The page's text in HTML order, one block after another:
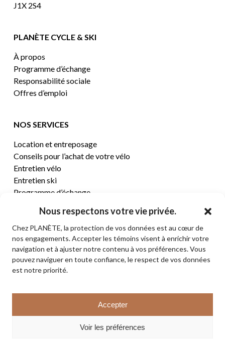
Nous respectons votre vie privée.
Chez PLANÈTE, la protection de vos données est au cœur de
nos engagements. Accepter les témoins visent à enrichir votre
navigation et à ajuster notre contenu à vos préférences. Vous
pouvez naviguer en toute confiance, le respect de vos données
est notre priorité.
Accepter
Voir les préférences
Sous-total: 0,00$
VOIR LE PANIER
J1X 2S4
PLANÈTE CYCLE & SKI
À propos
Programme d’échange
Responsabilité sociale
Offres d’emploi
NOS SERVICES
Location et entreposage
Conseils pour l’achat de votre vélo
Entretien vélo
Entretien ski
Programme d’échange
CENTRE D’AIDE
Termes et conditions de vente
Retours et remboursements
Politique de confidentialité
© 2026 PLANÈTE CYCLE & SKI. Tous droits réservés.